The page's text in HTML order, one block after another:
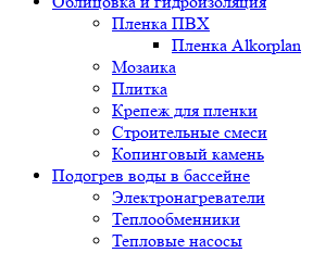
Пленка ПВХ
Пленка Alkorplan
Мозаика
Плитка
Крепеж для пленки
Строительные смеси
Копинговый камень
Подогрев воды в бассейне
Электронагреватели
Теплообменники
Тепловые насосы